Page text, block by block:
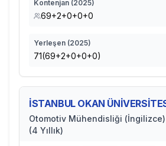
Kontenjan (2025)
69+2+0+0+0
Yerleşen (2025)
71(69+2+0+0+0)
İSTANBUL OKAN
Otomotiv Mühendisliği
(4 Yıllık)